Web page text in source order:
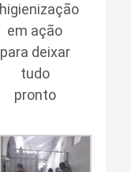
higienização
em ação
para deixar
tudo
pronto